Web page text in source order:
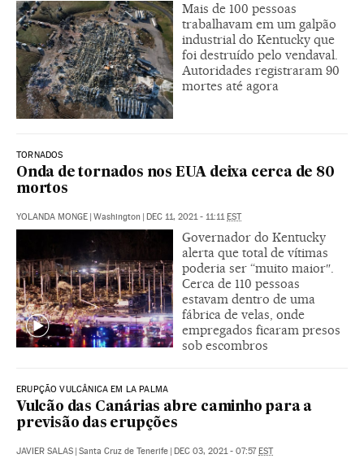
Mais de 100 pessoas
trabalhavam em um galpão
industrial do Kentucky que
foi destruído pelo vendaval.
Autoridades registraram 90
mortes até agora
TORNADOS
Onda de tornados nos EUA deixa cerca de 80
mortos
YOLANDA MONGE Washington DEC 11, 2021 - 11:11 EST
Governador do Kentucky
alerta que total de vítimas
poderia ser “muito maior″.
Cerca de 110 pessoas
estavam dentro de uma
fábrica de velas, onde
empregados ficaram presos
sob escombros
ERUPÇÃO VULCÂNICA EM LA PALMA
Vulcão das Canárias abre caminho para a
previsão das erupções
JAVIER SALAS Santa Cruz de Tenerife DEC 03, 2021 - 07:57 EST